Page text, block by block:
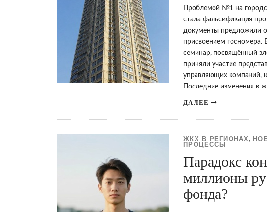
Проблемой №1 на
стала фальсификация
документы предложили
присвоением госномера.
семинар, посвящённый
приняли участие
управляющих компаний,
Последние изменения в
ДАЛЕЕ
ЖКХ В РЕГИОНАХ,
ПРОЦЕССЫ
Парадокс
миллионы
фонда?